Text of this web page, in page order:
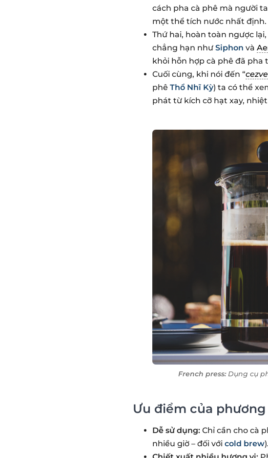
cách pha cà phê mà người
một thể tích nước nhất định.
Thứ hai, hoàn toàn ngược
chẳng hạn như Siphon và
khỏi hỗn hợp cà phê đã pha
Cuối cùng, khi nói đến “cezve
phê Thổ Nhĩ Kỳ) ta có thể
phát từ kích cỡ hạt xay,
French press:Dụng cụ
Ưu điểm của
Dễ sử dụng: Chỉ cần cho cà
nhiều giờ – đối với cold brew).